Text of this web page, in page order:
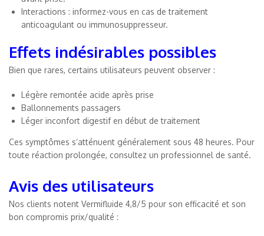
Interactions : informez-vous en cas de traitement
anticoagulant ou immunosuppresseur.
Effets indésirables possibles
Bien que rares, certains utilisateurs peuvent observer :
Légère remontée acide après prise
Ballonnements passagers
Léger inconfort digestif en début de traitement
Ces symptômes s’atténuent généralement sous 48 heures. Pour
toute réaction prolongée, consultez un professionnel de santé.
Avis des utilisateurs
Nos clients notent Vermifluide 4,8/5 pour son efficacité et son
bon compromis prix/qualité :